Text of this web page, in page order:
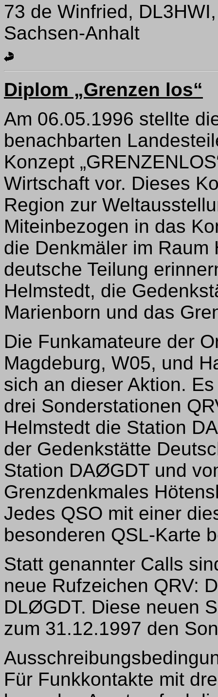
73 de Winfried,
Sachsen-Anhalt
Diplom „Grenzen los“
Am 06.05.1996 stellte
benachbarten
Konzept
Wirtschaft vor. Dieses
Region zur
Miteinbezogen in das
die Denkmäler im Raum
deutsche Teilung
Helmstedt, die
Marienborn und das
Die Funkamateure der
Magdeburg, W05, und
sich an dieser Aktion.
drei Sonderstationen
Helmstedt die Station
der Gedenkstätte
Station DAØGDT und
Grenzdenkmales
Jedes QSO mit einer
besonderen QSL-Karte
Statt genannter Calls
neue Rufzeichen QRV:
DLØGDT. Diese neuen
zum 31.12.1997 den
Für Funkkontakte mit